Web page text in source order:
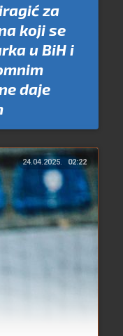
za
koji se
u BiH i
daje
24.04.2025. 02:22